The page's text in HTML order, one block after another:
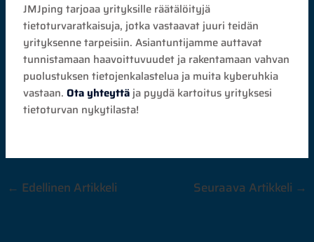
JMJping tarjoaa yrityksille räätälöityjä
tietoturvaratkaisuja, jotka vastaavat juuri teidän
yrityksenne tarpeisiin. Asiantuntijamme auttavat
tunnistamaan haavoittuvuudet ja rakentamaan vahvan
puolustuksen tietojenkalastelua ja muita kyberuhkia
vastaan.Ota yhteyttäja pyydä kartoitus yrityksesi
tietoturvan nykytilasta!
← Edellinen Artikkeli Seuraava Artikkeli →